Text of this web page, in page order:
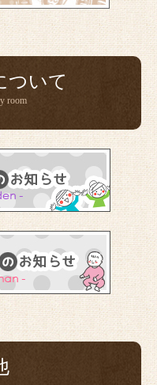
ついて
room